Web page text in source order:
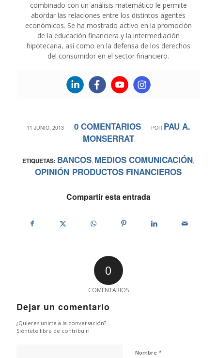
combinado con un análisis matemático le permite
abordar las relaciones entre los distintos agentes
económicos. Se ha mostrado activo en la promoción
de la educación financiera y la intermediación
hipotecaria, así como en la defensa de los derechos
del consumidor en el sector financiero.
11 JUNIO, 2013
/ 0 COMENTARIOS
/ POR PAU A.
MONSERRAT
ETIQUETAS: BANCOS, MEDIOS COMUNICACIÓN,
OPINIÓN, PRODUCTOS FINANCIEROS
Compartir esta entrada
0
COMENTARIOS
Dejar un comentario
¿Quieres unirte a la conversación?
Siéntete libre de contribuir!
Nombre *